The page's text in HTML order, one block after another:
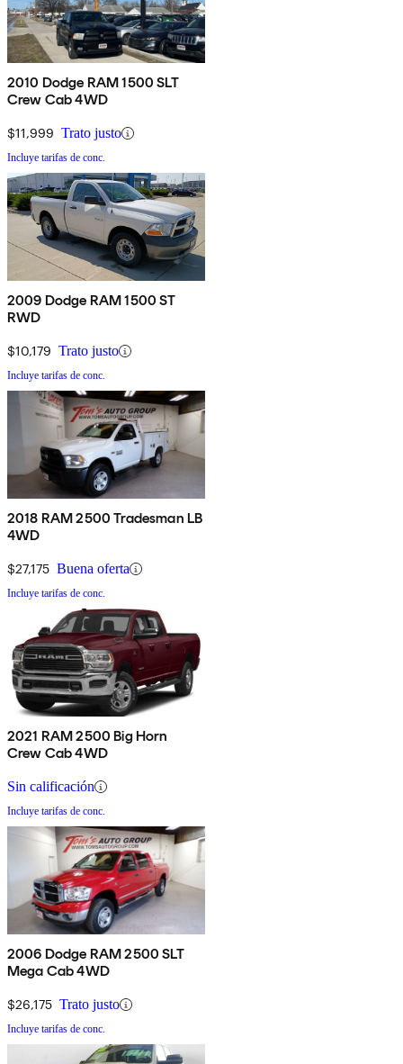
2010 Dodge RAM 1500 SLT
Crew Cab 4WD
$11,999 Trato justo
Incluye tarifas de conc.
2009 Dodge RAM 1500 ST
RWD
$10,179 Trato justo
Incluye tarifas de conc.
2018 RAM 2500 Tradesman LB
4WD
$27,175 Buena oferta
Incluye tarifas de conc.
2021 RAM 2500 Big Horn
Crew Cab 4WD
Sin calificación
Incluye tarifas de conc.
2006 Dodge RAM 2500 SLT
Mega Cab 4WD
$26,175 Trato justo
Incluye tarifas de conc.